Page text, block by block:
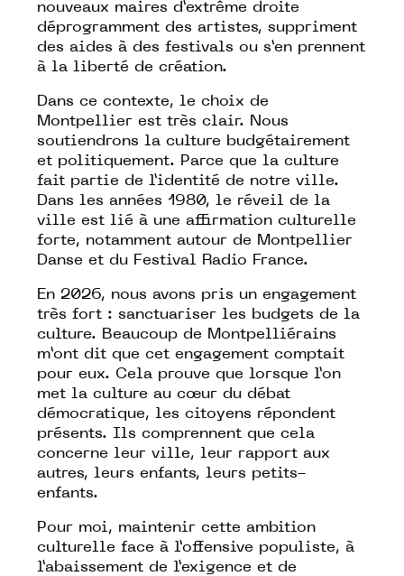
nouveaux maires d’extrême droite
déprogramment des artistes, suppriment
des aides à des festivals ou s’en prennent
à la liberté de création.
Dans ce contexte, le choix de
Montpellier est très clair. Nous
soutiendrons la culture budgétairement
et politiquement. Parce que la culture
fait partie de l’identité de notre ville.
Dans les années 1980, le réveil de la
ville est lié à une affirmation culturelle
forte, notamment autour de Montpellier
Danse et du Festival Radio France.
En 2026, nous avons pris un engagement
très fort : sanctuariser les budgets de la
culture. Beaucoup de Montpelliérains
m’ont dit que cet engagement comptait
pour eux. Cela prouve que lorsque l’on
met la culture au cœur du débat
démocratique, les citoyens répondent
présents. Ils comprennent que cela
concerne leur ville, leur rapport aux
autres, leurs enfants, leurs petits-
enfants.
Pour moi, maintenir cette ambition
culturelle face à l’offensive populiste, à
l’abaissement de l’exigence et de